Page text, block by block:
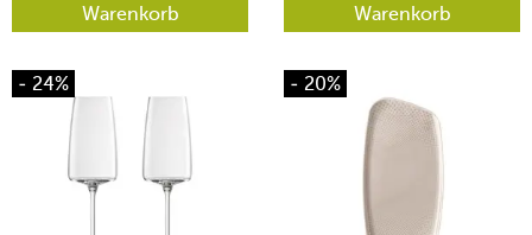
Warenkorb Warenkorb
- 24% - 20%